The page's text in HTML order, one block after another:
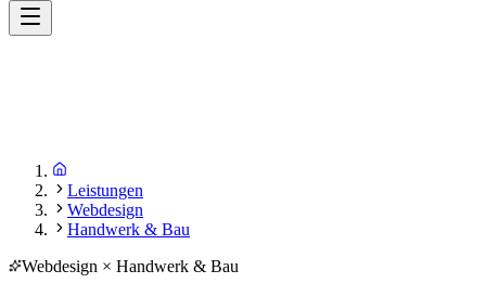
Leistungen
Webdesign
Handwerk & Bau
Webdesign × Handwerk & Bau